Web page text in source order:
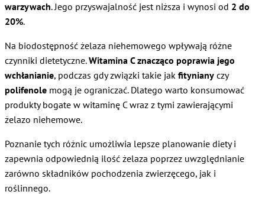
warzywach. Jego przyswajalność jest niższa i wynosi od 2 do
20%.
Na biodostępność żelaza niehemowego wpływają różne
czynniki dietetyczne.Witamina C znacząco poprawia jego
wchłanianie, podczas gdy związki takie jak fityniany czy
polifenole mogą je ograniczać. Dlatego warto konsumować
produkty bogate w witaminę C wraz z tymi zawierającymi
żelazo niehemowe.
Poznanie tych różnic umożliwia lepsze planowanie diety i
zapewnia odpowiednią ilość żelaza poprzez uwzględnianie
zarówno składników pochodzenia zwierzęcego, jak i
roślinnego.